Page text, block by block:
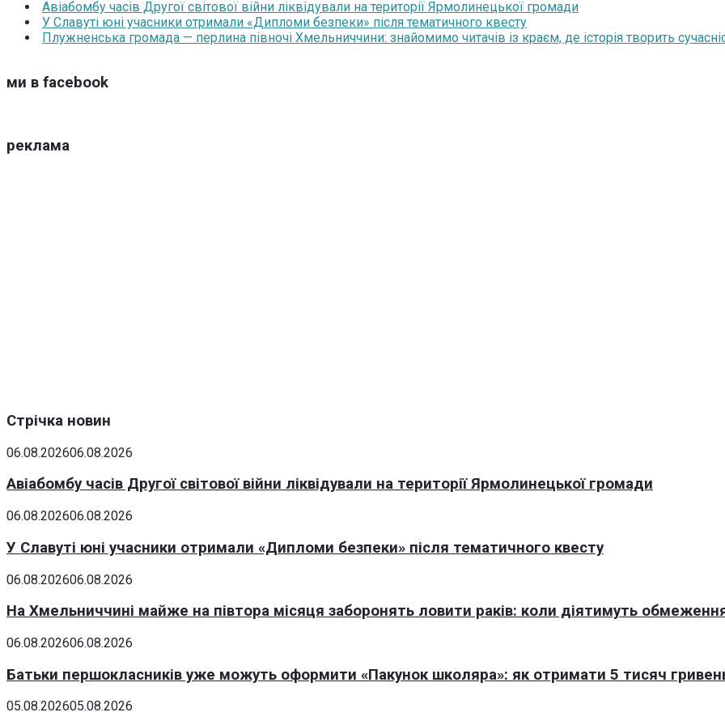
Авіабомбу часів Другої світової війни ліквідували на території Ярмолинецької громади
У Славуті юні учасники отримали «Дипломи безпеки» після тематичного квесту
Плужненська громада — перлина півночі Хмельниччини: знайомимо читачів із краєм, де історія творить
ми в facebook
реклама
Стрічка новин
06.08.202606.08.2026
Авіабомбу часів Другої світової війни ліквідували на території Ярмолинецької громади
06.08.202606.08.2026
У Славуті юні учасники отримали «Дипломи безпеки» після тематичного квесту
06.08.202606.08.2026
На Хмельниччині майже на півтора місяця заборонять ловити раків: коли діятимуть
06.08.202606.08.2026
Батьки першокласників уже можуть оформити «Пакунок школяра»: як отримати 5 тисяч
05.08.202605.08.2026